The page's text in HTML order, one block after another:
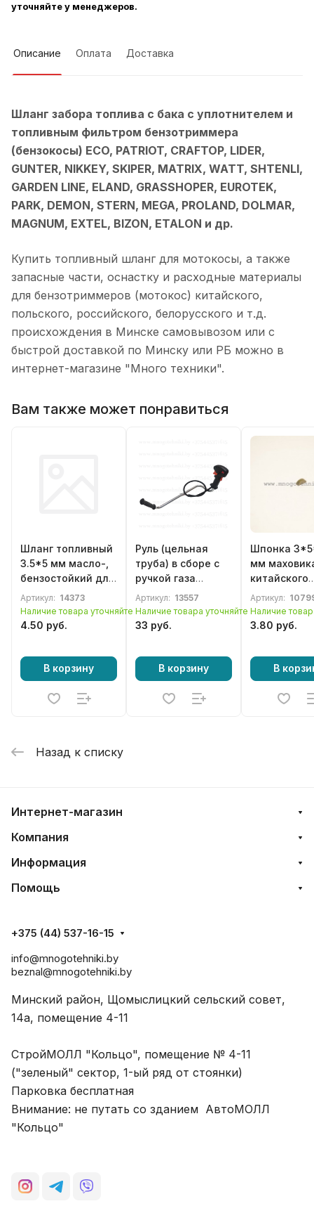
уточняйте у менеджеров.
Описание Оплата Доставка
Шланг забора топлива с бака с уплотнителем и
топливным фильтром бензотриммера
(бензокосы) ECO, PATRIOT, CRAFTOP, LIDER,
GUNTER, NIKKEY, SKIPER, MATRIX, WATT, SHTENLI,
GARDEN LINE, ELAND, GRASSHOPER, EUROTEK,
PARK, DEMON, STERN, MEGA, PROLAND, DOLMAR,
MAGNUM, EXTEL, BIZON, ETALON и др.
Купить топливный шланг для мотокосы, а также
запасные части, оснастку и расходные материалы
для бензотриммеров (мотокос) китайского,
польского, российского, белорусского и т.д.
происхождения в Минске самовывозом или с
быстрой доставкой по Минску или РБ можно в
интернет-магазине "Много техники".
Вам также может понравиться
Шланг топливный
3.5*5 мм масло-,
бензостойкий для
бензопил,
мотокос и др.
Артикул: 14373
Наличие товара уточняйте
4.50 руб.
В корзину
Руль (цельная
труба) в сборе с
ручкой газа
(пультом) для
бензотриммера
33-52сс. с изгибом
Артикул: 13557
Наличие товара уточняйте
33 руб.
В корзину
Шпонка
мм
китайского
мотокосы
Артикул:
Наличие
3.80 руб.
В
Назад к списку
Интернет-магазин
Компания
Информация
Помощь
+375 (44) 537-16-15
info@mnogotehniki.by
beznal@mnogotehniki.by
Минский район, Щомыслицкий сельский совет,
14а, помещение 4-11
СтройМОЛЛ "Кольцо", помещение № 4-11
("зеленый" сектор, 1-ый ряд от стоянки)
Парковка бесплатная
Внимание: не путать со зданием АвтоМОЛЛ
"Кольцо"